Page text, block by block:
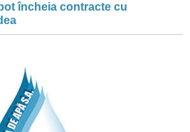
încheia contracte cu